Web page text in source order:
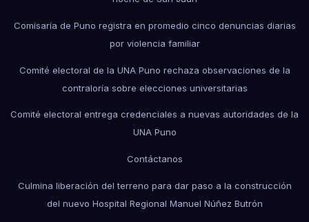
Comisaría de Puno registra en promedio cinco denuncias diarias
por violencia familiar
Comité electoral de la UNA Puno rechaza observaciones de la
contraloría sobre elecciones universitarias
Comité electoral entrega credenciales a nuevas autoridades de la
UNA Puno
Contáctanos
Culmina liberación del terreno para dar paso a la construcción
del nuevo Hospital Regional Manuel Núñez Butrón